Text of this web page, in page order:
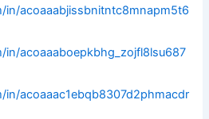
acoaaabjissbnitntc8mnapm5t6
acoaaaboepkbhg_zojfl8lsu687
acoaaac1ebqb8307d2phmacdr